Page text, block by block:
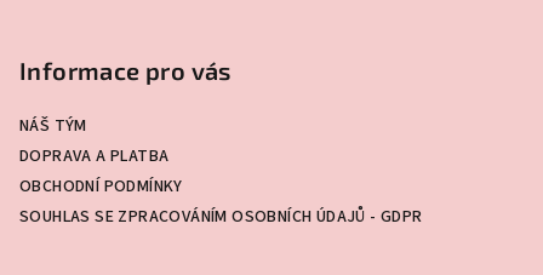
Informace pro vás
NÁŠ TÝM
DOPRAVA A PLATBA
OBCHODNÍ PODMÍNKY
SOUHLAS SE ZPRACOVÁNÍM OSOBNÍCH ÚDAJŮ - GDPR